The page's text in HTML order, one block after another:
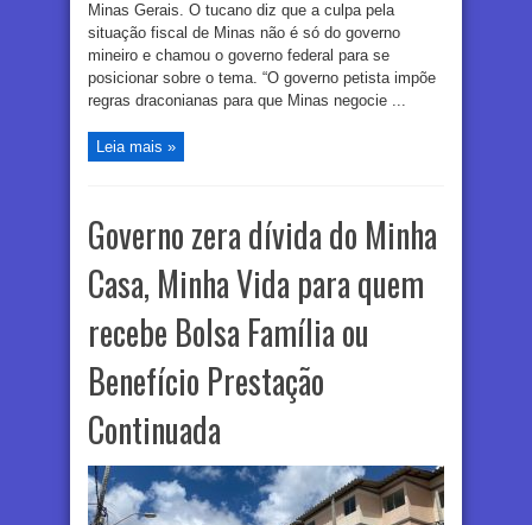
Minas Gerais. O tucano diz que a culpa pela
situação fiscal de Minas não é só do governo
mineiro e chamou o governo federal para se
posicionar sobre o tema. “O governo petista impõe
regras draconianas para que Minas negocie ...
Leia mais »
Governo zera dívida do Minha
Casa, Minha Vida para quem
recebe Bolsa Família ou
Benefício Prestação
Continuada